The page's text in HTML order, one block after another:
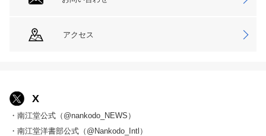
アクセス
X
・南江堂公式（@nankodo_NEWS）
・南江堂洋書部公式（@Nankodo_Intl）